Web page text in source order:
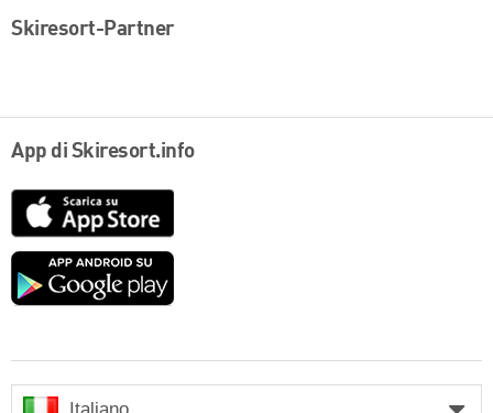
Skiresort-Partner
App di Skiresort.info
Google